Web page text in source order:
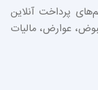
پرداخت آنلاین
عوارض، مالیات